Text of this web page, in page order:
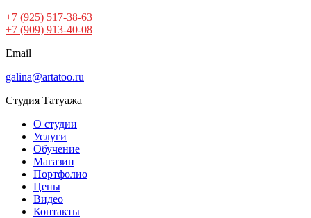
+7 (925) 517-38-63
+7 (909) 913-40-08
Email
galina@artatoo.ru
Студия Татуажа
О студии
Услуги
Обучение
Магазин
Портфолио
Цены
Видео
Контакты